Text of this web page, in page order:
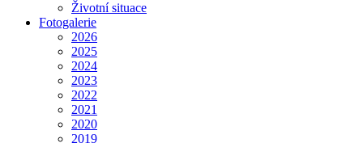
Životní situace
Fotogalerie
2026
2025
2024
2023
2022
2021
2020
2019